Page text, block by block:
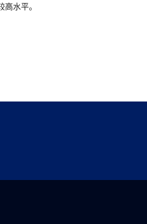
水平。